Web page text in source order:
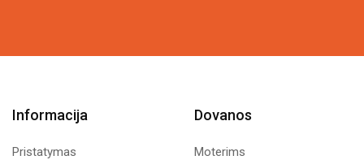
Informacija
Pristatymas
Dovanos
Moterims